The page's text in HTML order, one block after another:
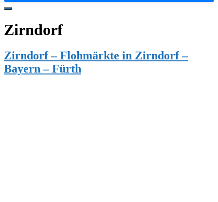
Hide
Content
Zirndorf
Zirndorf – Flohmärkte in Zirndorf –
Bayern – Fürth